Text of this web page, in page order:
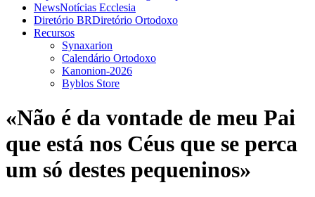
NewsNotícias Ecclesia
Diretório BRDiretório Ortodoxo
Recursos
Synaxarion
Calendário Ortodoxo
Kanonion-2026
Byblos Store
«Não é da vontade de meu Pai
que está nos Céus que se perca
um só destes pequeninos»